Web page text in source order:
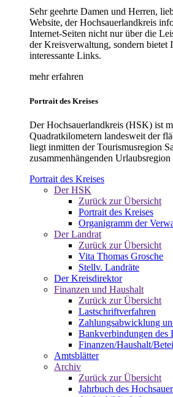
Sehr geehrte Damen und Herren,
Website, der Hochsauerlandkreis
Internet-Seiten nicht nur über die
der Kreisverwaltung, sondern bietet
interessante Links.
mehr erfahren
Portrait des Kreises
Der Hochsauerlandkreis (HSK) ist
Quadratkilometern landesweit der
liegt inmitten der Tourismusregion
zusammenhängenden
Portrait des Kreises
Der HSK
Zurück zur Übersicht
Portrait des Kreises
Organigramm der
Der Landrat
Zurück zur Übersicht
Vita Thomas Grosche
Stellv. Landräte
Der Kreisdirektor
Finanzen und Haushalt
Zurück zur Übersicht
Lastschriftverfahren
Zahlungsabwicklung
Bankverbindungen des
Finanzen/Haushalt/
Amtsblätter
Archiv
Zurück zur Übersicht
Jahrbuch des